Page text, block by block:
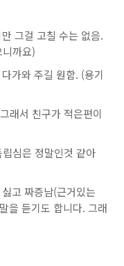
그걸 고칠 수는 없음.
까요)
가와 주길 원함. (용기
래서 친구가 적은편이
심은 정말인것 같아
고 짜증남(근거있는
을 듣기도 합니다. 그래